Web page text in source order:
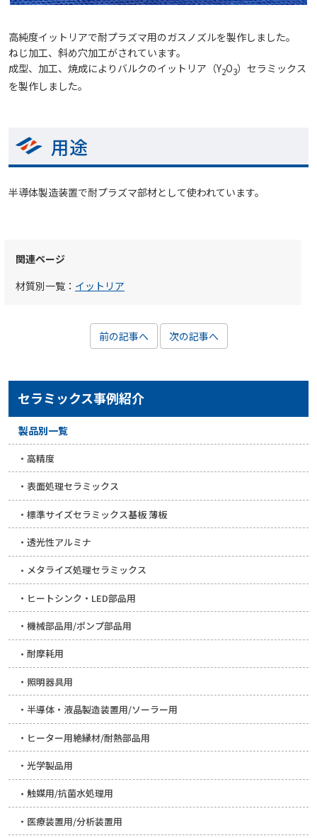
高純度イットリアで耐プラズマ用のガスノズルを製作しました。
ねじ加工、斜め穴加工がされています。
成型、加工、焼成によりバルクのイットリア（Y2O3）セラミックス
を製作しました。
用途
半導体製造装置で耐プラズマ部材として使われています。
関連ページ
材質別一覧： イットリア
前の記事へ 次の記事へ
セラミックス事例紹介
製品別一覧
高精度
表面処理セラミックス
標準サイズセラミックス基板 薄板
透光性アルミナ
メタライズ処理セラミックス
ヒートシンク・LED部品用
機械部品用/ポンプ部品用
耐摩耗用
照明器具用
半導体・液晶製造装置用/ソーラー用
ヒーター用絶縁材/耐熱部品用
光学製品用
触媒用/抗菌水処理用
医療装置用/分析装置用